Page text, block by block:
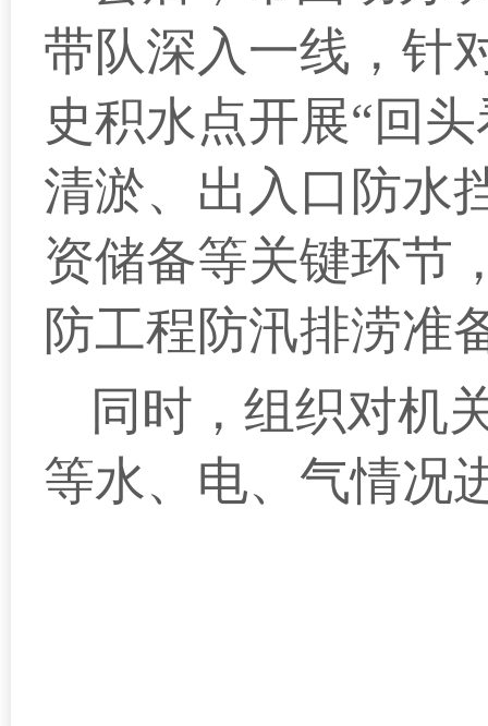
带队深入一线，针
史积水点开展“回
清淤、出入口防水
资储备等关键环节
防工程防汛排涝准
同时，组织对机
等水、电、气情况